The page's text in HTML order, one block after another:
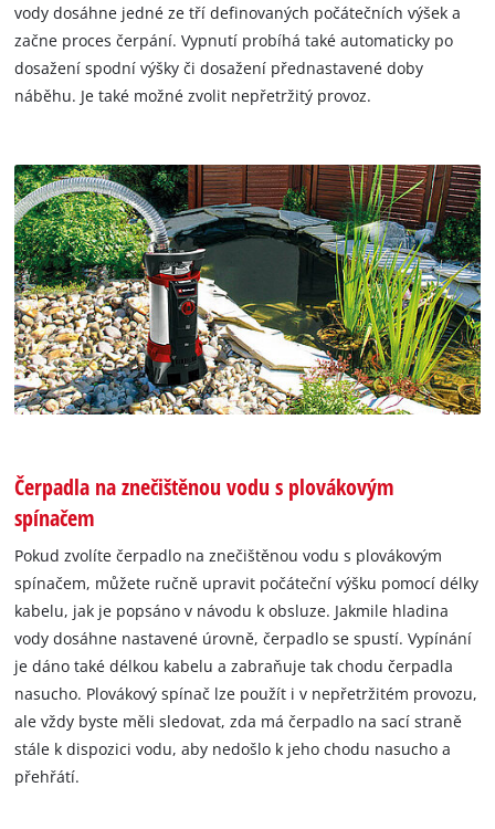
vody dosáhne jedné ze tří definovaných počátečních výšek a
začne proces čerpání. Vypnutí probíhá také automaticky po
dosažení spodní výšky či dosažení přednastavené doby
náběhu. Je také možné zvolit nepřetržitý provoz.
Čerpadla na znečištěnou vodu s plovákovým
spínačem
Pokud zvolíte čerpadlo na znečištěnou vodu s plovákovým
spínačem, můžete ručně upravit počáteční výšku pomocí délky
kabelu, jak je popsáno v návodu k obsluze. Jakmile hladina
vody dosáhne nastavené úrovně, čerpadlo se spustí. Vypínání
je dáno také délkou kabelu a zabraňuje tak chodu čerpadla
nasucho. Plovákový spínač lze použít i v nepřetržitém provozu,
ale vždy byste měli sledovat, zda má čerpadlo na sací straně
stále k dispozici vodu, aby nedošlo k jeho chodu nasucho a
přehřátí.